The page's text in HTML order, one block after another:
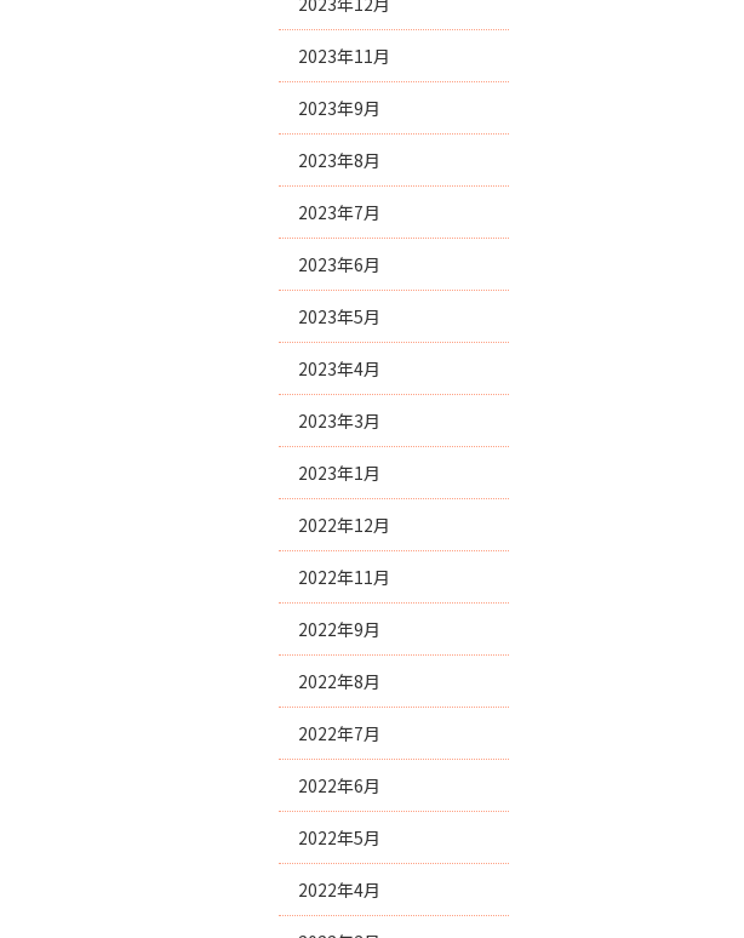
2023年11月
2023年9月
2023年8月
2023年7月
2023年6月
2023年5月
2023年4月
2023年3月
2023年1月
2022年12月
2022年11月
2022年9月
2022年8月
2022年7月
2022年6月
2022年5月
2022年4月